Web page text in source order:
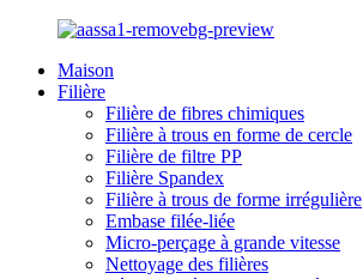
Maison
Filière
Filière de fibres chimiques
Filière à trous en forme de cercle
Filière de filtre PP
Filière Spandex
Filière à trous de forme irrégulière
Embase filée-liée
Micro-perçage à grande vitesse
Nettoyage des filières